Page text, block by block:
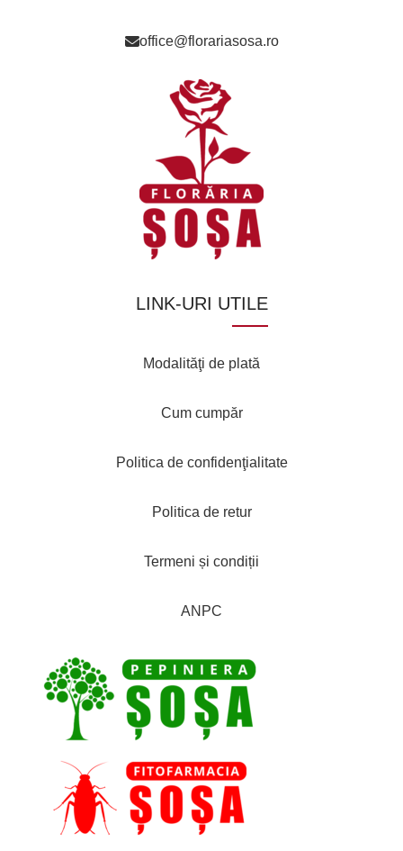
office@florariasosa.ro
LINK-URI UTILE
Modalităţi de plată
Cum cumpăr
Politica de confidenţialitate
Politica de retur
Termeni și condiții
ANPC